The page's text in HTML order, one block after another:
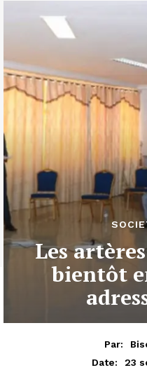
Les
bientôt
Par:
Date:
23